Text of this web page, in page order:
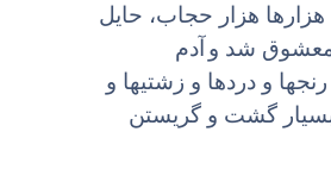
هزارها هزار حجاب، حایل
معشوق شد و آدم
و دردها و زشتیها و
بسیار گشت و گریستن